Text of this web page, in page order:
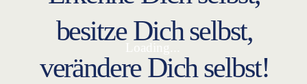
besitze Dich selbst,
verändere Dich selbst!